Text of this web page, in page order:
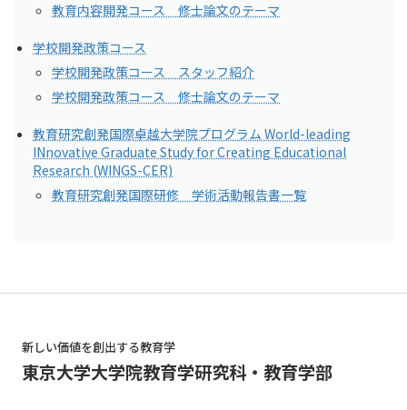
教育内容開発コース 修士論文のテーマ
学校開発政策コース
学校開発政策コース スタッフ紹介
学校開発政策コース 修士論文のテーマ
教育研究創発国際卓越大学院プログラム World-leading
INnovative Graduate Study for Creating Educational
Research (WINGS-CER)
教育研究創発国際研修 学術活動報告書一覧
新しい価値を創出する教育学
東京大学大学院教育学研究科・教育学部